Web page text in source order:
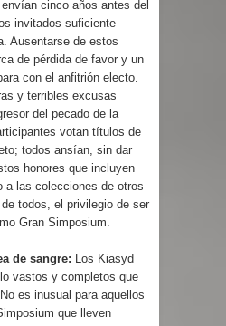
cinco años antes del
invitados suficiente
Ausentarse de estos
de pérdida de favor y un
con el anfitrión electo.
y terribles excusas
del pecado de la
votan títulos de
todos ansían, sin dar
honores que incluyen
a las colecciones de otros
todos, el privilegio de ser
Gran Simposium.
de sangre: Los Kiasyd
vastos y completos que
es inusual para aquellos
que lleven